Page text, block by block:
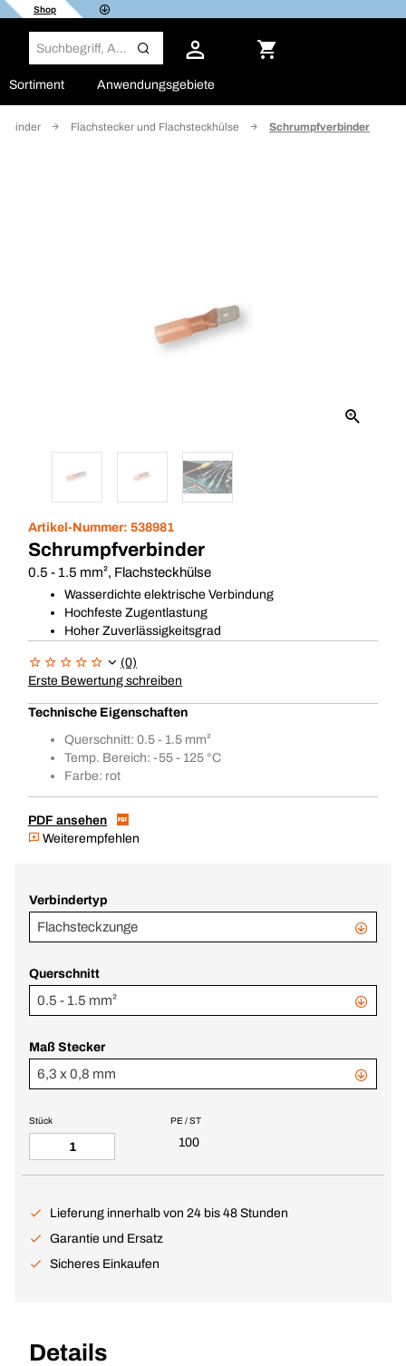
Shop
Sortiment Anwendungsgebiete
Flachstecker und Flachsteckhülse Schrumpfverbinder
Artikel-Nummer: 538981
Schrumpfverbinder
0.5 - 1.5 mm², Flachsteckhülse
Wasserdichte elektrische Verbindung
Hochfeste Zugentlastung
Hoher Zuverlässigkeitsgrad
(0)
Erste Bewertung schreiben
Technische Eigenschaften
Querschnitt: 0.5 - 1.5 mm²
Temp. Bereich: -55 - 125 °C
Farbe: rot
PDF ansehen
Weiterempfehlen
Verbindertyp
Flachsteckzunge
Querschnitt
0.5 - 1.5 mm²
Maß Stecker
6,3 x 0,8 mm
PE / ST
100
Stück
Lieferung innerhalb von 24 bis 48 Stunden
Garantie und Ersatz
Sicheres Einkaufen
Details